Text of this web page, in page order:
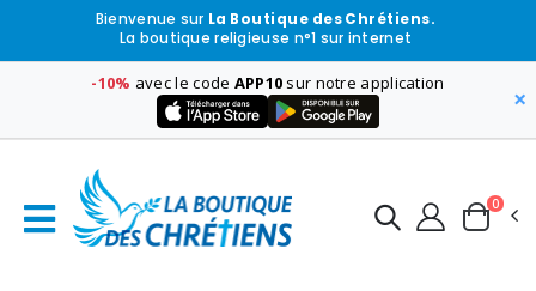
Bienvenue sur La Boutique des Chrétiens.
La boutique religieuse n°1 sur internet
-10% avec le code APP10 sur notre application
×
0